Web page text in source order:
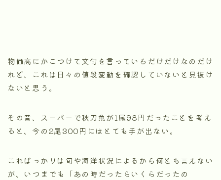
物価高にかこつけて文句を言っているだけだけなのだけ
れど、これは日々の値段変動を確認していないと見抜け
ないと思う。
その昔、スーパーで秋刀魚が1尾98円だったことを考え
ると、今の2尾300円にはとても手が出ない。
こればっかりは旬や海洋状況によるから何とも言えない
が、いつまでも「あの時だったらいくらだったの